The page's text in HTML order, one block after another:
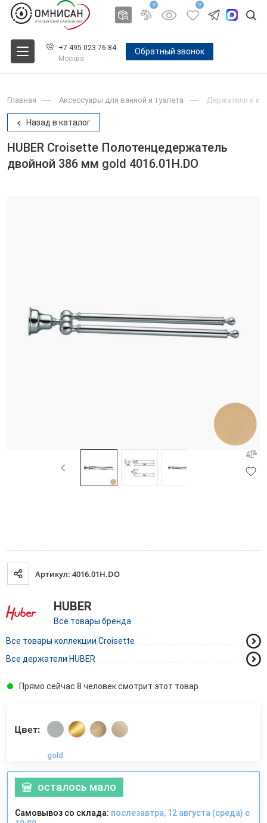
0 0
+7 495 023 76 84
Москва
Обратный звонок
Главная Аксессуары для ванной и туалета Держатели и
Назад в каталог
HUBER Croisette Полотенцедержатель
двойной 386 мм gold 4016.01H.DO
Артикул: 4016.01H.DO
HUBER
Все товары бренда
Все товары коллекции Croisette
Все держатели HUBER
Прямо сейчас 8 человек смотрит этот товар
Цвет:
gold
осталось мало
Самовывоз со склада: послезавтра, 12 августа (среда) с